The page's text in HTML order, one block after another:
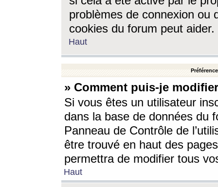
problèmes de connexion ou
cookies du forum peut aider.
Haut
» Comment puis-je
Si vous êtes un utilisateur
dans la base de données du
Panneau de Contrôle de
être trouvé en haut des
permettra de modifier tous
Haut